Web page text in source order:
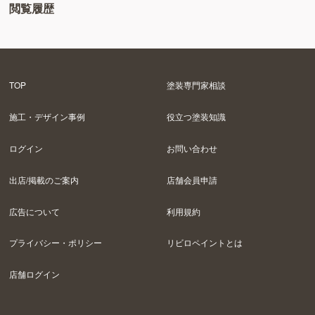
閲覧履歴
TOP 塗装専門家相談
施工・デザイン事例 役立つ塗装知識
ログイン お問い合わせ
出店/掲載のご案内 店舗会員申請
広告について 利用規約
プライバシー・ポリシー リビロペイントとは
店舗ログイン